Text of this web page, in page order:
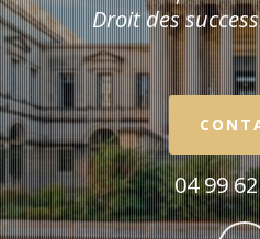
Droit des
04 99